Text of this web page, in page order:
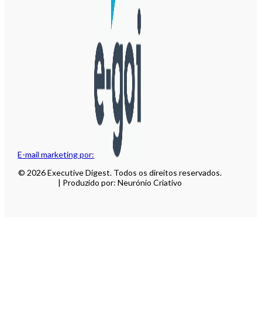
E-mail marketing por:
© 2026 Executive Digest. Todos os direitos reservados.
| Produzido por: Neurónio Criativo